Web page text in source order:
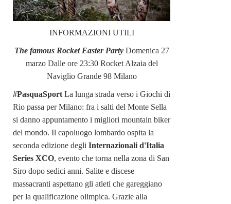
INFORMAZIONI UTILI
The famous Rocket Easter PartyDomenica 27
marzo Dalle ore 23:30 Rocket Alzaia del
Naviglio Grande 98 Milano
#PasquaSport La lunga strada verso i Giochi di
Rio passa per Milano: fra i salti del Monte Sella
si danno appuntamento i migliori mountain biker
del mondo. Il capoluogo lombardo ospita la
seconda edizione degli Internazionali d'Italia
Series XCO, evento che torna nella zona di San
Siro dopo sedici anni. Salite e discese
massacranti aspettano gli atleti che gareggiano
per la qualificazione olimpica. Grazie alla